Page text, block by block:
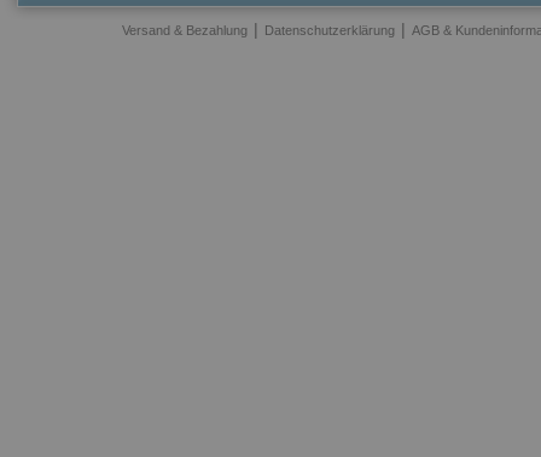
Versand & Bezahlung | Datenschutzerklärung | AGB &